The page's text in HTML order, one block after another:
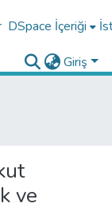
DSpace İçeriği
Giriş
ve